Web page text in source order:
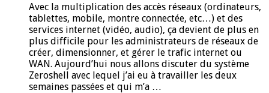
Avec la multiplication des accès réseaux (ordinateurs,
tablettes, mobile, montre connectée, etc…) et des
services internet (vidéo, audio), ça devient de plus en
plus difficile pour les administrateurs de réseaux de
créer, dimensionner, et gérer le trafic internet ou
WAN. Aujourd’hui nous allons discuter du système
Zeroshell avec lequel j’ai eu à travailler les deux
semaines passées et qui m’a …